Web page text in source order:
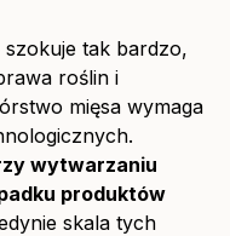
tak bardzo,
roślin i
mięsa wymaga
wytwarzaniu
produktów
skala tych